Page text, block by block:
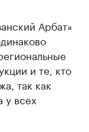
Арбат»
и те, кто
так как
у всех